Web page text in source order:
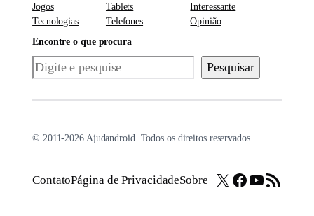
Jogos
Tecnologias
Tablets
Telefones
Interessante
Opinião
Encontre o que procura
Pesquisar Pesquisar
© 2011-2026 Ajudandroid. Todos os direitos reservados.
ContatoPágina de PrivacidadeSobre X Facebook
Youtube
Feed RSS